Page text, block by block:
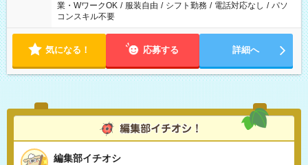
業・WワークOK / 服装自由 / シフト勤務 / 電話対応なし / パソ
コンスキル不要
気になる！ 応募する 詳細へ
編集部イチオシ